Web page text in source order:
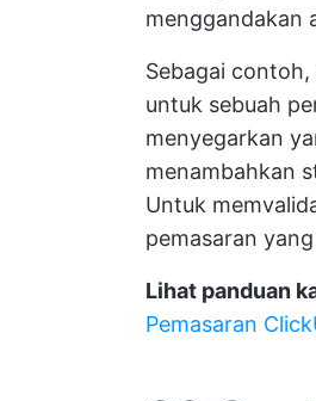
menggandakan
Sebagai
untuk sebuah
menyegarkan
menambahkan
Untuk
pemasaran
Lihat panduan
Pemasaran